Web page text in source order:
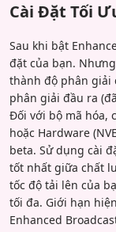
Cài Đặt Tối
Sau khi bật
đặt của bạn.
thành độ phân giải
phân giải đầu ra
Đối với bộ mã hóa,
hoặc Hardware
beta. Sử dụng cài
tốt nhất giữa chất
tốc độ tải lên của
tối đa. Giới hạn
Enhanced